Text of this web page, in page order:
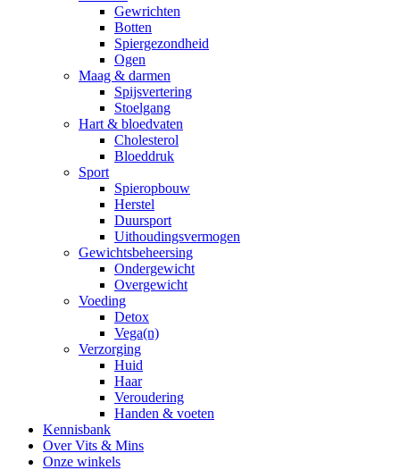
Gewrichten
Botten
Spiergezondheid
Ogen
Maag & darmen
Spijsvertering
Stoelgang
Hart & bloedvaten
Cholesterol
Bloeddruk
Sport
Spieropbouw
Herstel
Duursport
Uithoudingsvermogen
Gewichtsbeheersing
Ondergewicht
Overgewicht
Voeding
Detox
Vega(n)
Verzorging
Huid
Haar
Veroudering
Handen & voeten
Kennisbank
Over Vits & Mins
Onze winkels